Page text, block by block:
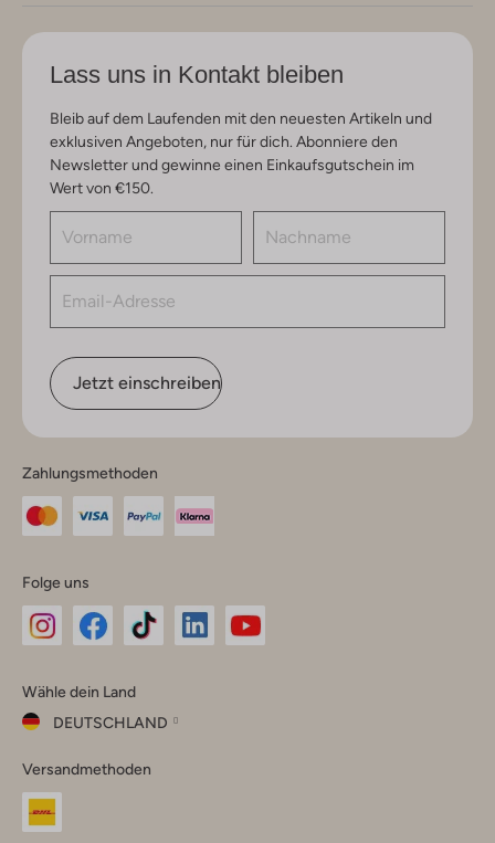
Lass uns in Kontakt bleiben
Bleib auf dem Laufenden mit den neuesten Artikeln und
exklusiven Angeboten, nur für dich. Abonniere den
Newsletter und gewinne einen Einkaufsgutschein im
Wert von €150.
Jetzt einschreiben
Zahlungsmethoden
Folge uns
Instagram
Facebook
TikTok
Wähle dein Land
DEUTSCHLAND
dein
Land
Versandmethoden